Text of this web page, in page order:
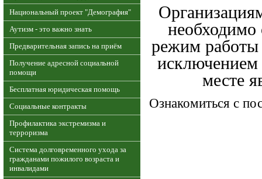
Национальный проект "Демография"
Аутизм - это важно знать
Предварительная запись на приём
Получение адресной социальной
помощи
Бесплатная юридическая помощь
Социальные контракты
Профилактика экстремизма и
терроризма
Система долговременного ухода за
гражданами пожилого возраста и
инвалидами
необходимо
режим работы
исключением
месте
Ознакомиться с